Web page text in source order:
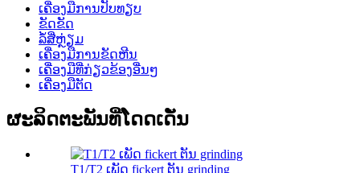
ເຄື່ອງມືການປັບທຽບ
ຂັດຂັດ
ລໍ້ສີ່ຫຼ່ຽມ
ເຄື່ອງ​ມື​ການ​ຂັດ​ຫີນ​
ເຄື່ອງມືທີ່ກ່ຽວຂ້ອງອື່ນໆ
ເຄື່ອງມືຕັດ
ຜະລິດຕະພັນທີ່ໂດດເດັ່ນ
T1/T2 ເພັດ fickert ຕັນ grinding